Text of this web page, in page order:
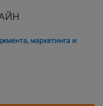
маркетинга и